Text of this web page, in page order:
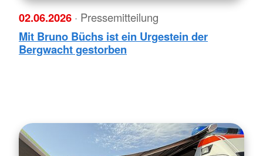
02.06.2026 · Pressemitteilung
Mit Bruno Büchs ist ein Urgestein der
Bergwacht gestorben